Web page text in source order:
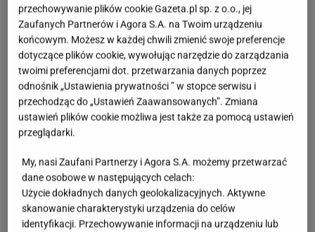
przechowywanie plików cookie Gazeta.pl sp. z o.o., jej
Zaufanych Partnerów i Agora S.A. na Twoim urządzeniu
końcowym. Możesz w każdej chwili zmienić swoje preferencje
dotyczące plików cookie, wywołując narzędzie do zarządzania
twoimi preferencjami dot. przetwarzania danych poprzez
odnośnik „Ustawienia prywatności ” w stopce serwisu i
przechodząc do „Ustawień Zaawansowanych”. Zmiana
ustawień plików cookie możliwa jest także za pomocą ustawień
przeglądarki.
My, nasi Zaufani Partnerzy i Agora S.A. możemy przetwarzać
dane osobowe w następujących celach:
Użycie dokładnych danych geolokalizacyjnych. Aktywne
skanowanie charakterystyki urządzenia do celów
identyfikacji. Przechowywanie informacji na urządzeniu lub